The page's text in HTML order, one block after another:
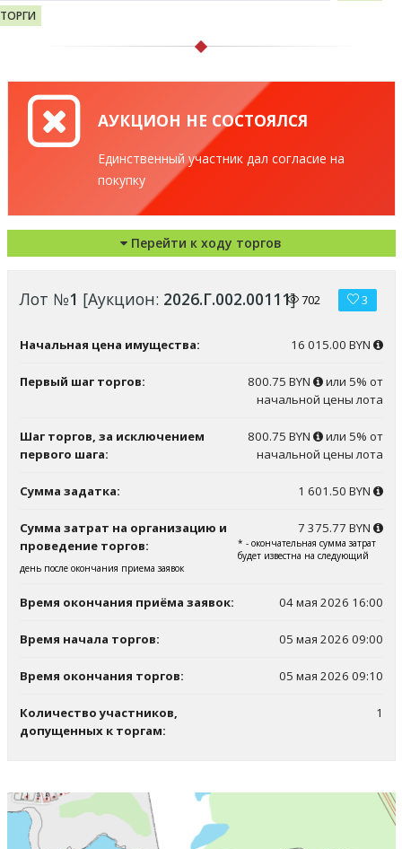
ТОРГИ
АУКЦИОН НЕ СОСТОЯЛСЯ
Единственный участник дал согласие на
покупку
Перейти к ходу торгов
Лот №1 [Аукцион: 2026.Г.002.00111] 702 3
Начальная цена имущества: 16 015.00 BYN
Первый шаг торгов: 800.75 BYN
или 5% от
начальной цены лота
Шаг торгов, за исключением
первого шага:
800.75 BYN
или 5% от
начальной цены лота
Сумма задатка: 1 601.50 BYN
Сумма затрат на организацию и
проведение торгов:
7 375.77 BYN
* - окончательная сумма затрат
будет известна на следующий
день после окончания приема заявок
Время окончания приёма заявок: 04 мая 2026 16:00
Время начала торгов: 05 мая 2026 09:00
Время окончания торгов: 05 мая 2026 09:10
Количество участников,
допущенных к торгам:
1